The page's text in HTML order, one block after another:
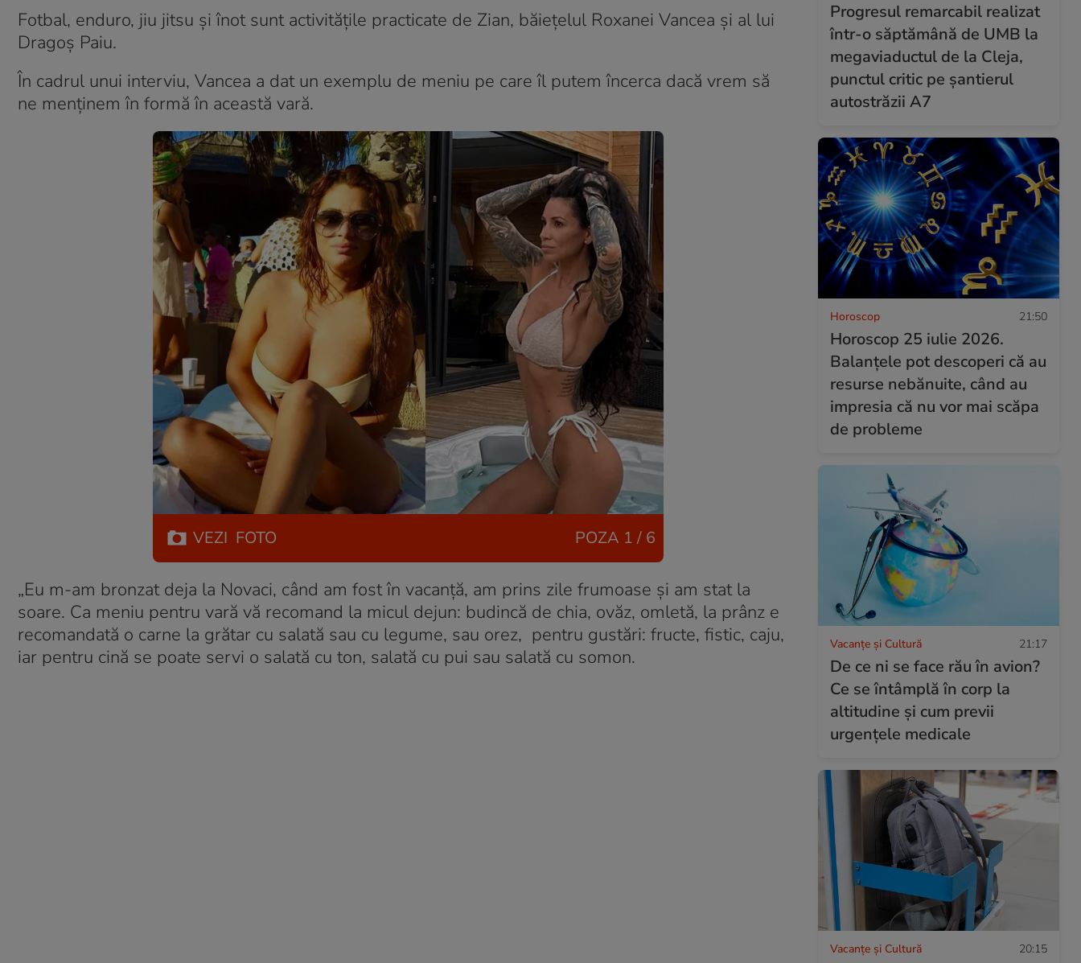
Fotbal, enduro, jiu jitsu și înot sunt activitățile practicate de Zian, băiețelul Roxanei Vancea și al lui
Dragoș Paiu.
În cadrul unui interviu, Vancea a dat un exemplu de meniu pe care îl putem încerca dacă vrem să
ne menținem în formă în această vară.
VEZI FOTO POZA 1 / 6
„Eu m-am bronzat deja la Novaci, când am fost în vacanță, am prins zile frumoase și am stat la
soare. Ca meniu pentru vară vă recomand la micul dejun: budincă de chia, ovăz, omletă, la prânz e
recomandată o carne la grătar cu salată sau cu legume, sau orez, pentru gustări: fructe, fistic, caju,
iar pentru cină se poate servi o salată cu ton, salată cu pui sau salată cu somon.
Progresul remarcabil realizat
într-o săptămână de UMB la
megaviaductul de la Cleja,
punctul critic pe șantierul
autostrăzii A7
Horoscop 21:50
Horoscop 25 iulie 2026.
Balanțele pot descoperi că au
resurse nebănuite, când au
impresia că nu vor mai scăpa
de probleme
Vacanțe și Cultură 21:17
De ce ni se face rău în avion?
Ce se întâmplă în corp la
altitudine și cum previi
urgențele medicale
Vacanțe și Cultură 20:15